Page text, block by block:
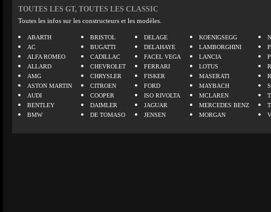
TOUTES LES GT, TOUTES LES CLASSIC
Toutes les infos sur les constructeurs et les modèles.
ABARTH
AC
ALFA ROMEO
ALLARD
AMG
ASTON MARTIN
AUDI
BENTLEY
BMW
BRISTOL
BUGATTI
CADILLAC
CHEVROLET
CHRYSLER
CITROEN
COOPER
DAIMLER
DE TOMASO
DELAGE
DELAHAYE
FACEL VEGA
FERRARI
FISKER
FORD
ISO RIVOLTA
JAGUAR
JENSEN
KOENIGSEGG
LAMBORGHINI
LANCIA
LOTUS
MASERATI
MAYBACH
MCLAREN
MERCEDES BENZ
MORGAN